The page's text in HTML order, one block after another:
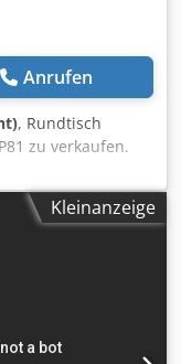
Anrufen
, Rundtisch
zu verkaufen.
polieren,
einem Teilkreis von
Antriebsleistung
neue
Kleinanzeige